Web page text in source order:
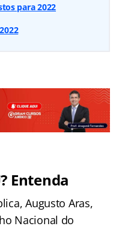
para 2022
Entenda
Augusto Aras,
Nacional do